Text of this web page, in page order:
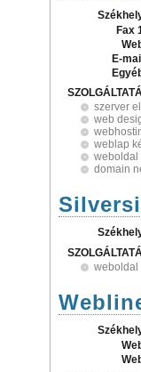
Fax
E-
szerver
web
weblap
weboldal
domain
weboldal